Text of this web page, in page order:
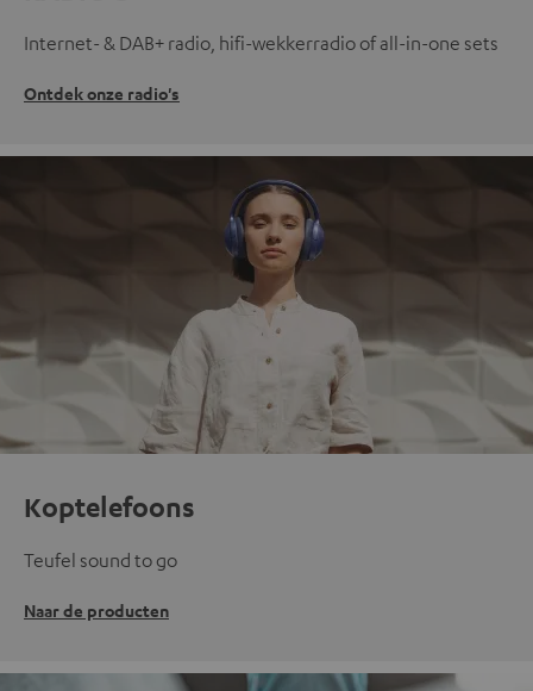
Internet- & DAB+ radio, hifi-wekkerradio of all-in-one sets
Ontdek onze radio's
Koptelefoons
Teufel sound to go
Naar de producten